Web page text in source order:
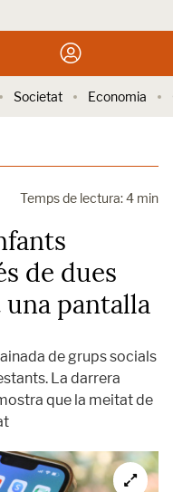
Societat Economia
Temps de lectura: 4 min
de dues
pantalla
de grups socials
La darrera
que la meitat de